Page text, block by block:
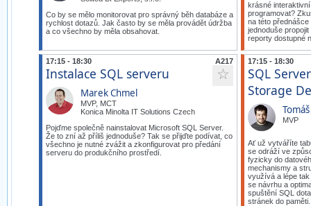
Co by se mělo monitorovat pro správný běh databáze a
rychlost dotazů. Jak často by se měla provádět údržba
a co všechno by měla obsahovat.
krásné
programovat?
na této
jednoduše
reporty dostupné
A217
17:15 - 18:30
☆
Instalace SQL serveru
Marek Chmel
MVP, MCT
Konica Minolta IT Solutions Czech
Pojďme společně nainstalovat Microsoft SQL Server.
Že to zní až příliš jednoduše? Tak se přijďte podívat, co
všechno je nutné zvážit a zkonfigurovat pro předání
serveru do produkčního prostředí.
17:15 - 18:30
SQL
Storage
MVP
Ať už vytváříte
se odráží ve
fyzicky do
mechanismy a
využívá a lépe
se návrhu a
spuštění SQL
stránek do paměti.